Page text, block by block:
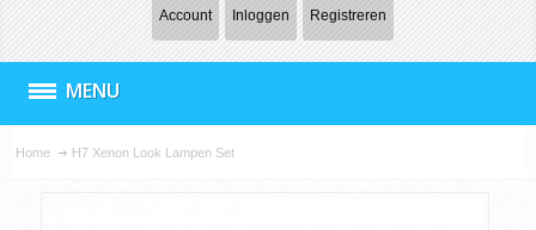
Account Inloggen Registreren
MENU
Home H7 Xenon Look Lampen Set